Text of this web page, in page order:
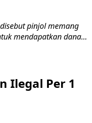
disebut pinjol memang
mendapatkan dana...
Ilegal Per 1